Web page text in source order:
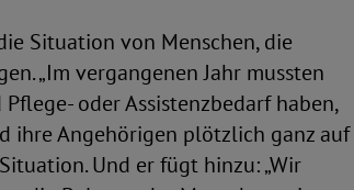
Situation von Menschen, die
„Im vergangenen Jahr mussten
oder Assistenzbedarf haben,
ihre Angehörigen plötzlich ganz auf
Und er fügt hinzu: „Wir